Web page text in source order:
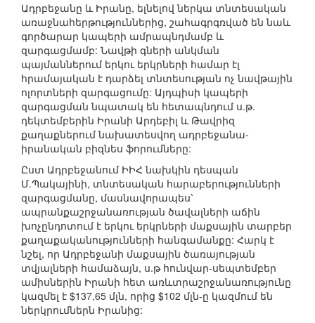
Ադրբեջանը և Իրանը, ելնելով ներկա տնտեսական
առաջնահերթություններից, շահագրգռված են նաև
գործարար կապերի ամրապնդմամբ և
զարգացմամբ: Նավթի գների անկման
պայմաններում երկու երկրների համար էլ
հրամայական է դարձել տնտեսության ոչ նավթային
ոլորտների զարգացումը: Այդպիսի կապերի
զարգացման նպատակ են հետապնդում ս.թ.
դեկտեմբերին Իրանի Արդեբիլ և Թավրիզ
քաղաքներում նախատեսվող ադրբեջանա-
իրանական բիզնես ֆորումները:
Ըստ Ադրբեջանում ԻԻՀ նախկին դեսպան
Մ.Պակայինի, տնտեսական հարաբերությունների
զարգացմանը, մասնավորապես՝
ապրանքաշրջանառության ծավալների աճին
խոչընդոտում է երկու երկրների մաքսային տարբեր
քաղաքականությունների հանգամանքը: Հարկ է
նշել, որ Ադրբեջանի մաքսային ծառայության
տվյալների համաձայն, ս.թ հունվար-սեպտեմբեր
ամիսներին Իրանի հետ առևտրաշրջանառությունը
կազմել է $137,65 մլն, որից $102 մլն-ը կազմում են
ներկրումներն Իրանից: